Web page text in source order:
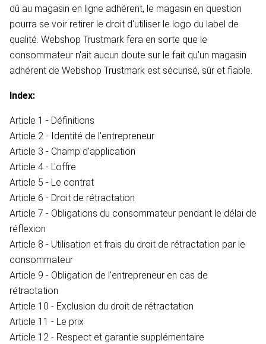
dû au magasin en ligne adhérent, le magasin en question
pourra se voir retirer le droit d'utiliser le logo du label de
qualité. Webshop Trustmark fera en sorte que le
consommateur n'ait aucun doute sur le fait qu'un magasin
adhérent de Webshop Trustmark est sécurisé, sûr et fiable.
Index:
Article 1 - Définitions
Article 2 - Identité de l'entrepreneur
Article 3 - Champ d'application
Article 4 - L'offre
Article 5 - Le contrat
Article 6 - Droit de rétractation
Article 7 - Obligations du consommateur pendant le délai de
réflexion
Article 8 - Utilisation et frais du droit de rétractation par le
consommateur
Article 9 - Obligation de l'entrepreneur en cas de
rétractation
Article 10 - Exclusion du droit de rétractation
Article 11 - Le prix
Article 12 - Respect et garantie supplémentaire